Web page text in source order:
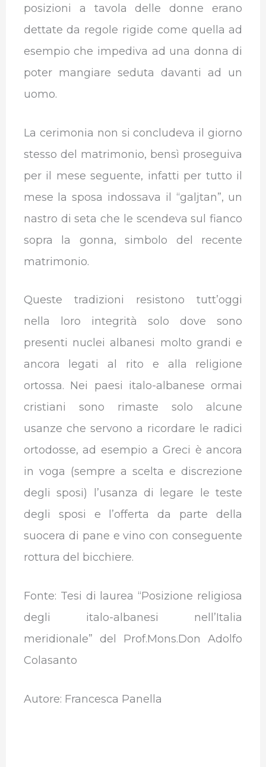
posizioni a tavola delle donne erano
dettate da regole rigide come quella ad
esempio che impediva ad una donna di
poter mangiare seduta davanti ad un
uomo.
La cerimonia non si concludeva il giorno
stesso del matrimonio, bensì proseguiva
per il mese seguente, infatti per tutto il
mese la sposa indossava il “galjtan”, un
nastro di seta che le scendeva sul fianco
sopra la gonna, simbolo del recente
matrimonio.
Queste tradizioni resistono tutt’oggi
nella loro integrità solo dove sono
presenti nuclei albanesi molto grandi e
ancora legati al rito e alla religione
ortossa. Nei paesi italo-albanese ormai
cristiani sono rimaste solo alcune
usanze che servono a ricordare le radici
ortodosse, ad esempio a Greci è ancora
in voga (sempre a scelta e discrezione
degli sposi) l’usanza di legare le teste
degli sposi e l’offerta da parte della
suocera di pane e vino con conseguente
rottura del bicchiere.
Fonte: Tesi di laurea “Posizione religiosa
degli italo-albanesi nell’Italia
meridionale” del Prof.Mons.Don Adolfo
Colasanto
Autore: Francesca Panella